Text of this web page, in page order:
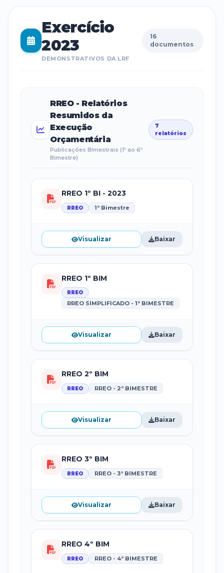
Exercício
2023
DEMONSTRATIVOS DA LRF
16
documentos
RREO - Relatórios
Resumidos da
Execução
Orçamentária
Publicações Bimestrais (1º ao 6º
Bimestre)
7
relatórios
RREO 1º BI - 2023
RREO 1º Bimestre
Visualizar Baixar
RREO 1º BIM
RREO
RREO SIMPLIFICADO - 1º BIMESTRE
Visualizar Baixar
RREO 2º BIM
RREO RREO - 2º BIMESTRE
Visualizar Baixar
RREO 3º BIM
RREO RREO - 3º BIMESTRE
Visualizar Baixar
RREO 4º BIM
RREO RREO - 4º BIMESTRE